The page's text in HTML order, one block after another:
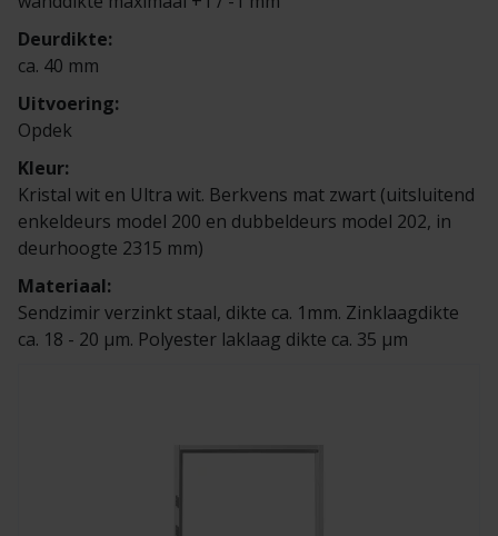
Deurdikte:
ca. 40 mm
Uitvoering:
Opdek
Kleur:
Kristal wit en Ultra wit. Berkvens mat zwart (uitsluitend
enkeldeurs model 200 en dubbeldeurs model 202, in
deurhoogte 2315 mm)
Materiaal:
Sendzimir verzinkt staal, dikte ca. 1mm. Zinklaagdikte
ca. 18 - 20 µm. Polyester laklaag dikte ca. 35 µm